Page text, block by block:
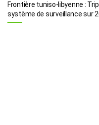
Frontière tuniso-libyenne :
système de surveillance sur